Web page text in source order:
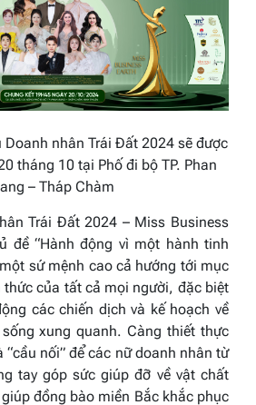
Doanh nhân Trái Đất 2024 sẽ được
tháng 10 tại Phố đi bộ TP. Phan
– Tháp Chàm
Trái Đất 2024 – Miss Business
đề “Hành động vì một hành tinh
sứ mệnh cao cả hướng tới mục
của tất cả mọi người, đặc biệt
các chiến dịch và kế hoạch về
xung quanh. Càng thiết thực
nối” để các nữ doanh nhân từ
tay góp sức giúp đỡ về vật chất
đồng bào miền Bắc khắc phục